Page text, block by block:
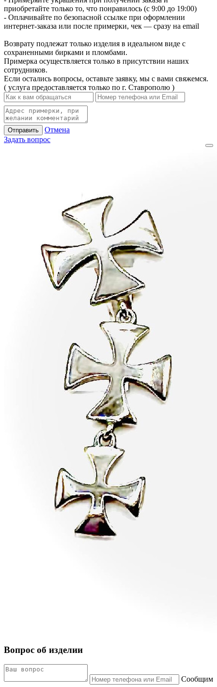
приобретайте только то, что понравилось (с 9:00 до 19:00)
- Оплачивайте по безопасной ссылке при оформлении
интернет-заказа или после примерки, чек — сразу на email
Возврату подлежат только изделия в идеальном виде с
сохраненными бирками и пломбами.
Примерка осуществляется только в присутствии наших
сотрудников.
Если остались вопросы, оставьте заявку, мы с вами свяжемся.
( услуга предоставляется только по г. Ставрополю )
Отправить
Отмена
Задать вопрос
Вопрос об изделии
Сообщим